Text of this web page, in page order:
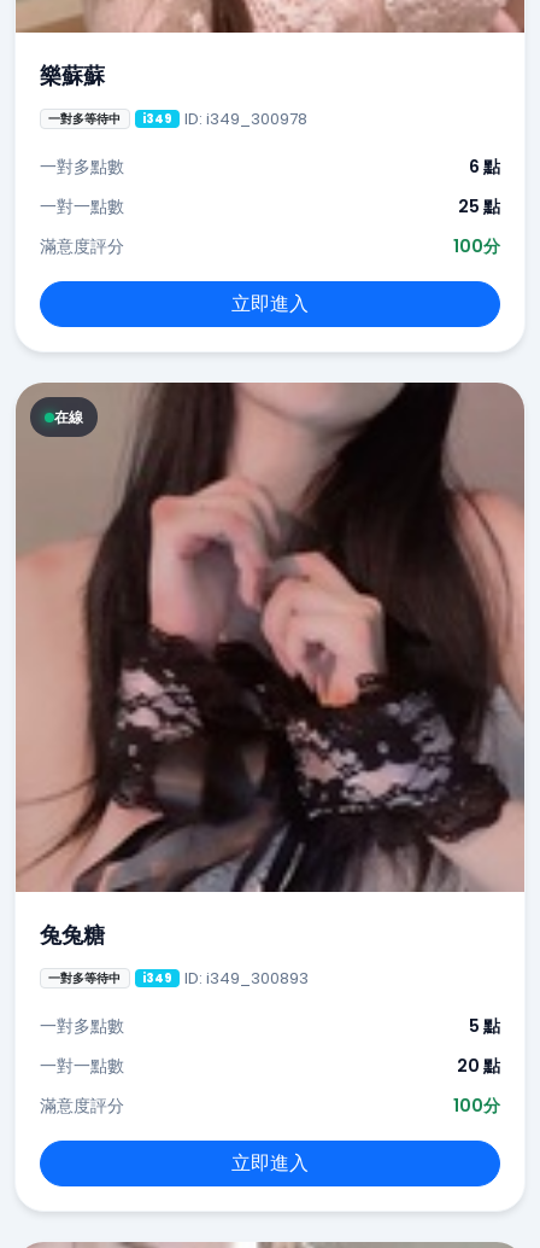
樂蘇蘇
一對多等待中 i349 ID: i349_300978
一對多點數
6 點
一對一點數
25 點
滿意度評分
100分
立即進入
在線
兔兔糖
一對多等待中 i349 ID: i349_300893
一對多點數
5 點
一對一點數
20 點
滿意度評分
100分
立即進入